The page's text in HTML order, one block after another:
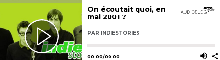
On écoutait quoi, en
mai 2001 ?
PAR INDIESTORIES
Utilisez les flèches gauche ou
00:00/00:00